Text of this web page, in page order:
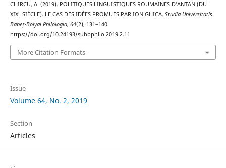
CHIRCU, A. (2019). POLITIQUES LINGUISTIQUES ROUMAINES D’ANTAN (DU
XIXᴱ SIÈCLE). LE CAS DES IDÉES PROMUES PAR ION GHICA. Studia Universitatis
Babeș-Bolyai Philologia, 64(2), 131–140.
https://doi.org/10.24193/subbphilo.2019.2.11
More Citation Formats
Issue
Volume 64, No. 2, 2019
Section
Articles